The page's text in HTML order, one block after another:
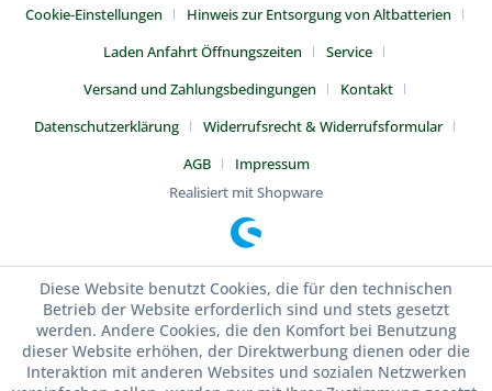
Cookie-Einstellungen
Hinweis zur Entsorgung von Altbatterien
Laden Anfahrt Öffnungszeiten
Service
Versand und Zahlungsbedingungen
Kontakt
Datenschutzerklärung
Widerrufsrecht & Widerrufsformular
AGB
Impressum
Realisiert mit Shopware
Diese Website benutzt Cookies, die für den technischen
Betrieb der Website erforderlich sind und stets gesetzt
werden. Andere Cookies, die den Komfort bei Benutzung
dieser Website erhöhen, der Direktwerbung dienen oder die
Interaktion mit anderen Websites und sozialen Netzwerken